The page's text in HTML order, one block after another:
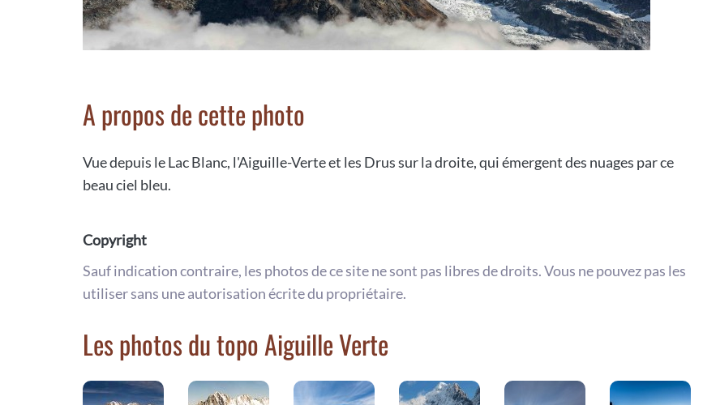
A propos de cette photo
Vue depuis le Lac Blanc, l'Aiguille-Verte et les Drus sur la droite, qui émergent des nuages par ce
beau ciel bleu.
Copyright
Sauf indication contraire, les photos de ce site ne sont pas libres de droits. Vous ne pouvez pas les
utiliser sans une autorisation écrite du propriétaire.
Les photos du topo Aiguille Verte